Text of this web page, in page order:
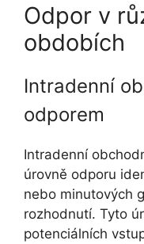
Odpor v
obdobích
Intradenní
odporem
Intradenní
úrovně odporu
nebo minutových
rozhodnutí. Tyto
potenciálních